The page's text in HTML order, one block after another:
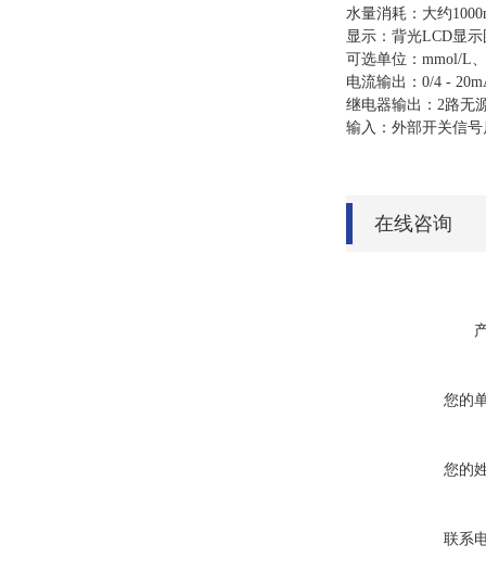
水量消耗：大约
显示：背光LCD显
可选单位：mmol/L
电流输出：0/4 -
继电器输出：2路无
输入：外部开关信
在线咨询
您的
您的
联系